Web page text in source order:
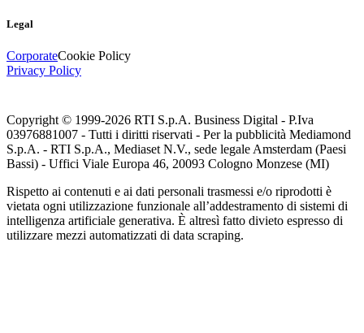
Legal
CorporateCookie Policy
Privacy Policy
Copyright © 1999-2026 RTI S.p.A. Business Digital - P.Iva
03976881007 - Tutti i diritti riservati - Per la pubblicità Mediamond
S.p.A. - RTI S.p.A., Mediaset N.V., sede legale Amsterdam (Paesi
Bassi) - Uffici Viale Europa 46, 20093 Cologno Monzese (MI)
Rispetto ai contenuti e ai dati personali trasmessi e/o riprodotti è
vietata ogni utilizzazione funzionale all’addestramento di sistemi di
intelligenza artificiale generativa. È altresì fatto divieto espresso di
utilizzare mezzi automatizzati di data scraping.